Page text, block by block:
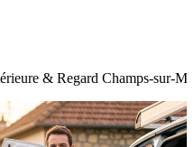
& Regard Champs-sur-